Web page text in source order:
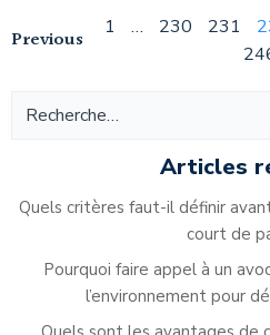
Navigation
des
articles
Previous
des
articles
Page
1 … Page
230 Page
231
Articles
Quels critères faut-il définir
court de
Pourquoi faire appel à un
l’environnement pour